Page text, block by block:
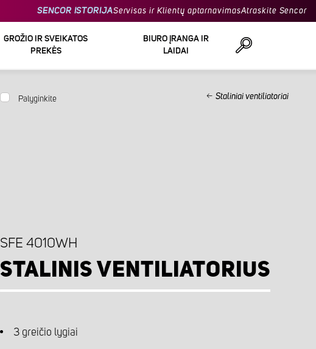
SENCOR ISTORIJAServisas ir Klientų aptarnavimasAtraskite Sencor
GROŽIO IR SVEIKATOS
PREKĖS
BIURO ĮRANGA IR
LAIDAI
Palyginkite Staliniai ventiliatoriai
SFE 4010WH
STALINIS VENTILIATORIUS
3 greičio lygiai